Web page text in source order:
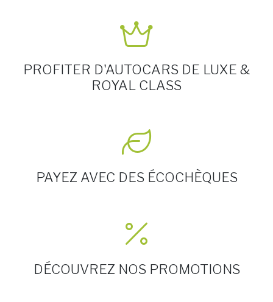
PROFITER D'AUTOCARS DE LUXE &
ROYAL CLASS
PAYEZ AVEC DES ÉCOCHÈQUES
DÉCOUVREZ NOS PROMOTIONS